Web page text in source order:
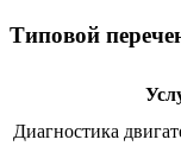
Типовой
Диагностика